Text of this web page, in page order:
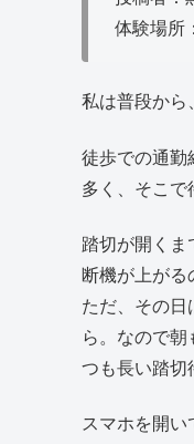
体験場所
私は普段から
徒歩での通勤
多く、そこで
踏切が開くま
断機が上がる
ただ、その日
ら。なので
つも長い踏切
スマホを開